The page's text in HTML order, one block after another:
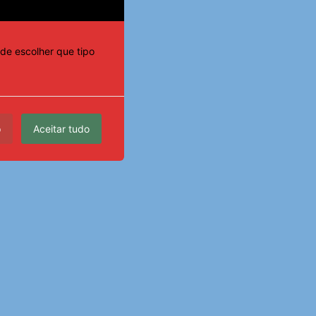
escolher que tipo
Aceitar tudo